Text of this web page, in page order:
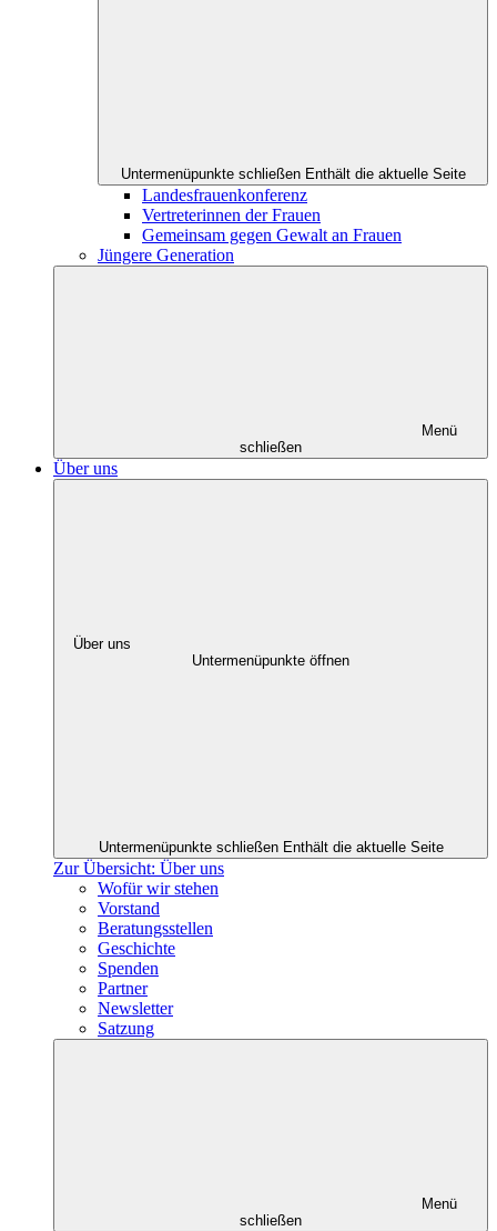
Untermenüpunkte schließen Enthält die aktuelle Seite
Landesfrauenkonferenz
Vertreterinnen der Frauen
Gemeinsam gegen Gewalt an Frauen
Jüngere Generation
Menü
schließen
Über uns
Über uns
Untermenüpunkte öffnen
Untermenüpunkte schließen Enthält die aktuelle Seite
Zur Übersicht: Über uns
Wofür wir stehen
Vorstand
Beratungsstellen
Geschichte
Spenden
Partner
Newsletter
Satzung
Menü
schließen